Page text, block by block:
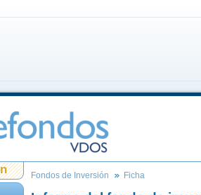
Fondos de Inversión Ficha